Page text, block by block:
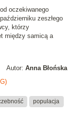
oczekiwanego
zeszłego
którzy
między samicą a
Autor: Anna Błońska
populacja